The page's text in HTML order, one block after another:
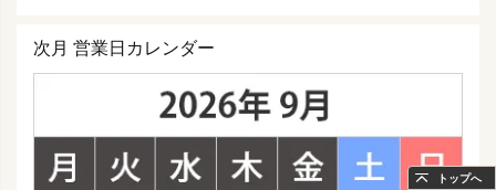
次月 営業日カレンダー
トップへ